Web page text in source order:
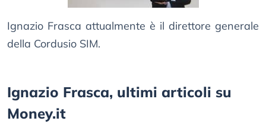
Ignazio Frasca attualmente è il direttore generale
della Cordusio SIM.
Ignazio Frasca, ultimi articoli su
Money.it